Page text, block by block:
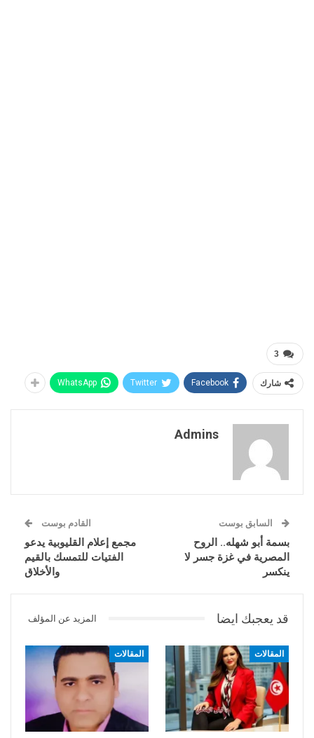
3
شارك Facebook
Twitter
WhatsApp
Admins
السابق بوست
بسمة أبو شهله.. الروح
المصرية في غزة جسر لا
ينكسر
القادم بوست
مجمع إعلام القليوبية يدعو
الفتيات للتمسك بالقيم
والأخلاق
قد يعجبك ايضا المزيد عن المؤلف
المقالات المقالات